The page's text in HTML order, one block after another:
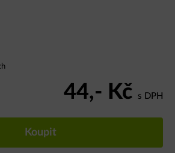
44,- Kč s DPH
Koupit